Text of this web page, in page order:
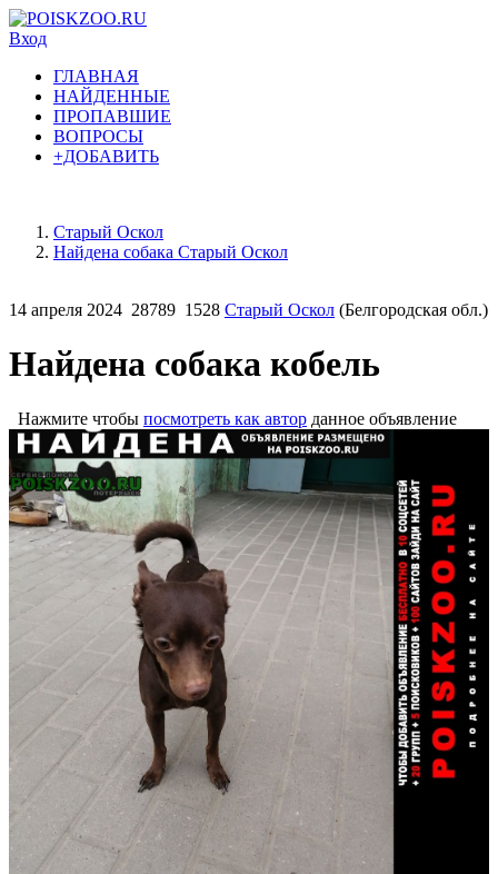
Вход
ГЛАВНАЯ
НАЙДЕННЫЕ
ПРОПАВШИЕ
ВОПРОСЫ
+ДОБАВИТЬ
Старый Оскол
Найдена собака Старый Оскол
14 апреля 2024 28789 1528 Старый Оскол (Белгородская обл.)
Найдена собака кобель
Нажмите чтобы посмотреть как автор данное объявление